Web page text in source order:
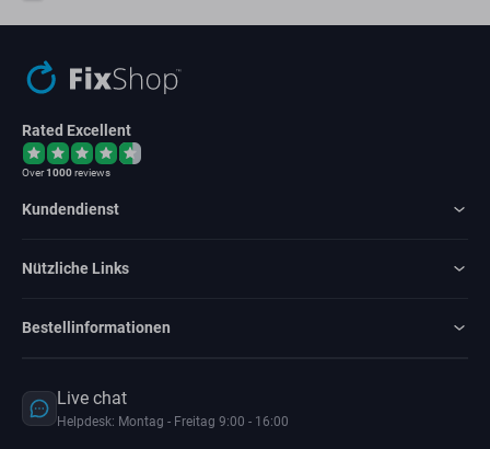
Rated Excellent
Over1000reviews
Kundendienst
Nützliche Links
Bestellinformationen
Live chat
Helpdesk: Montag - Freitag 9:00 - 16:00